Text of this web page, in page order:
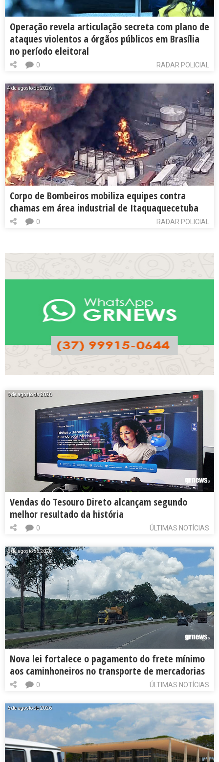
Operação revela articulação secreta com plano de
ataques violentos a órgãos públicos em Brasília
no período eleitoral
RADAR POLICIAL
0
4 de agosto de 2026
Corpo de Bombeiros mobiliza equipes contra
chamas em área industrial de Itaquaquecetuba
RADAR POLICIAL
0
6 de agosto de 2026
Vendas do Tesouro Direto alcançam segundo
melhor resultado da história
ÚLTIMAS NOTÍCIAS
0
6 de agosto de 2026
Nova lei fortalece o pagamento do frete mínimo
aos caminhoneiros no transporte de mercadorias
ÚLTIMAS NOTÍCIAS
0
6 de agosto de 2026